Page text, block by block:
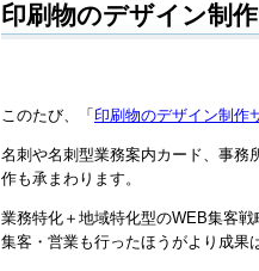
印刷物のデザイン制
このたび、「 印刷物のデザイン制作
名刺や名刺型業務案内カード、事務
作も承まわります。
業務特化＋地域特化型のWEB集客
集客・営業も行ったほうがより成果